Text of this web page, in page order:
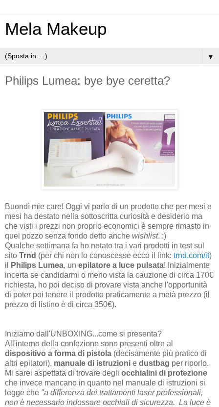
Mela Makeup
▼
Philips Lumea: bye bye ceretta?
Buondì mie care! Oggi vi parlo di un prodotto che per mesi e
mesi ha destato nella sottoscritta curiosità e desiderio ma
che visti i prezzi non proprio economici è sempre rimasto in
quel pozzo senza fondo detto anche wishlist. :)
Qualche settimana fa ho notato tra i vari prodotti in test sul
sito Trnd (per chi non lo conoscesse ecco il link: trnd.com/it)
il
Philips Lumea, un epilatore a luce pulsata! Inizialmente
incerta se candidarmi o meno vista la cauzione di circa 170€
richiesta, ho poi deciso di provare vista anche l'opportunità
di poter poi tenere il prodotto praticamente a metà prezzo (il
prezzo di listino è di circa 350€).
Iniziamo dall'UNBOXING...come si presenta?
All'interno della confezione sono presenti oltre al
dispositivo a forma di pistola (decisamente più pratico di
altri epilatori), manuale di istruzioni e dustbag per riporlo.
Mi sarei aspettata di trovare degli occhialini di protezione
che invece mancano in quanto nel manuale di istruzioni si
legge che "a differenza dei trattamenti laser professionali,
non è necessario indossare occhiali di sicurezza. La luce è